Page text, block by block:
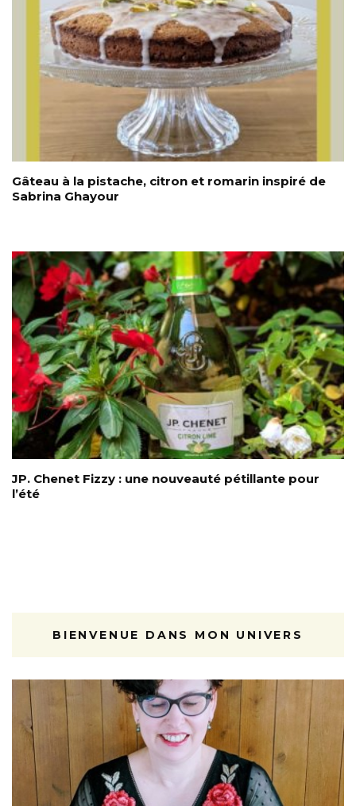
Gâteau à la pistache, citron et romarin inspiré de
Sabrina Ghayour
JP. Chenet Fizzy : une nouveauté pétillante pour
l’été
BIENVENUE DANS MON UNIVERS